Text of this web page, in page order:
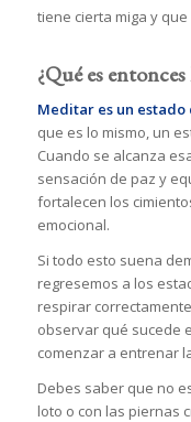
tiene cierta miga y
¿Qué es
Meditar es un estado
que es lo mismo, un
Cuando se alcanza
sensación de paz y
fortalecen los
emocional.
Si todo esto suena
regresemos a los
respirar
observar qué sucede
comenzar a entrenar
Debes saber que no
loto o con las piernas